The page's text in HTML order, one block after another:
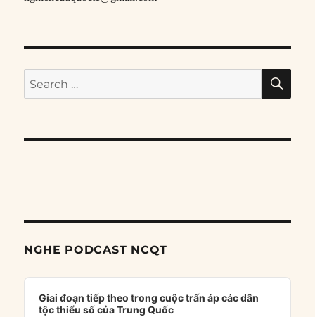
Search
for:
NGHE PODCAST NCQT
Audio
Player
Giai đoạn tiếp theo trong cuộc trấn áp các dân
tộc thiểu số của Trung Quốc